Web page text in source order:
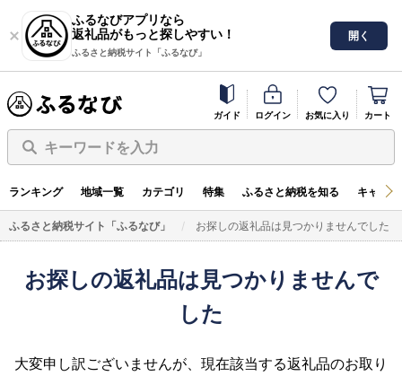
ふるなびアプリなら
返礼品がもっと探しやすい！
ふるさと納税サイト「ふるなび」
開く
ガイド ログイン お気に入り カート
キーワードを入力
ランキング 地域一覧 カテゴリ 特集 ふるさと納税を知る キャン
ふるさと納税サイト「ふるなび」 お探しの返礼品は見つかりませんでした
お探しの返礼品は見つかりませんで
した
大変申し訳ございませんが、現在該当する返礼品のお取り